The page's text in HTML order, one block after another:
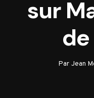
sur
Par Jean